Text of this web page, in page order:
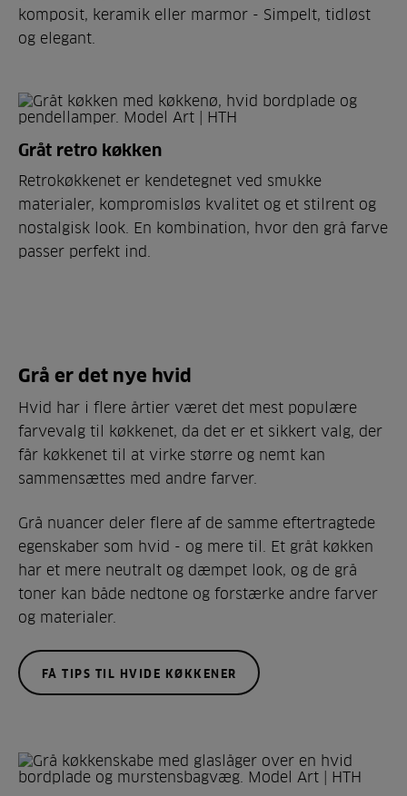
komposit, keramik eller marmor - Simpelt, tidløst
og elegant.
Gråt retro køkken
Retrokøkkenet er kendetegnet ved smukke
materialer, kompromisløs kvalitet og et stilrent og
nostalgisk look. En kombination, hvor den grå farve
passer perfekt ind.
Grå er det nye hvid
Hvid har i flere årtier været det mest populære
farvevalg til køkkenet, da det er et sikkert valg, der
får køkkenet til at virke større og nemt kan
sammensættes med andre farver.
Grå nuancer deler flere af de samme eftertragtede
egenskaber som hvid - og mere til. Et gråt køkken
har et mere neutralt og dæmpet look, og de grå
toner kan både nedtone og forstærke andre farver
og materialer.
FÅ TIPS TIL HVIDE KØKKENER